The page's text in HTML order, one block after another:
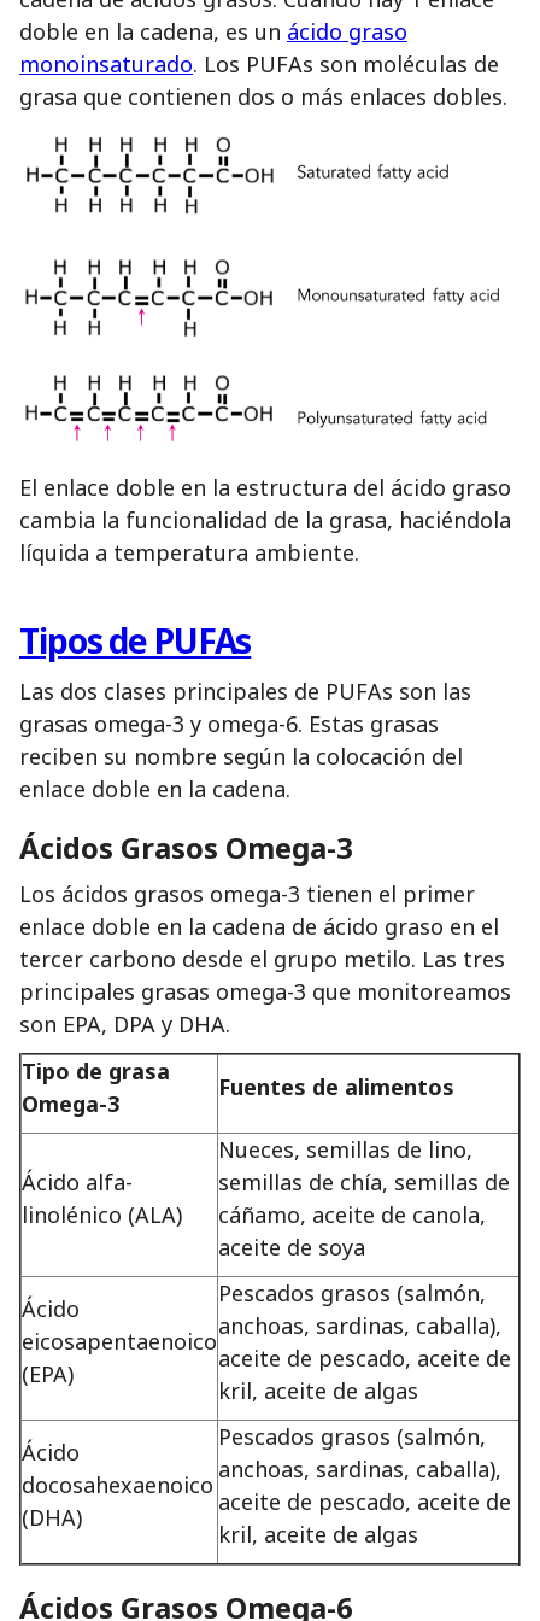
doble en la cadena, es un ácido graso
monoinsaturado. Los PUFAs son moléculas de
grasa que contienen dos o más enlaces dobles.
El enlace doble en la estructura del ácido graso
cambia la funcionalidad de la grasa, haciéndola
líquida a temperatura ambiente.
Tipos de PUFAs
Las dos clases principales de PUFAs son las
grasas omega-3 y omega-6. Estas grasas
reciben su nombre según la colocación del
enlace doble en la cadena.
Ácidos Grasos Omega-3
Los ácidos grasos omega-3 tienen el primer
enlace doble en la cadena de ácido graso en el
tercer carbono desde el grupo metilo. Las tres
principales grasas omega-3 que monitoreamos
son EPA, DPA y DHA.
Tipo de grasa
Omega-3
Fuentes de alimentos
Ácido alfa-
linolénico (ALA)
Nueces, semillas de lino,
semillas de chía, semillas de
cáñamo, aceite de canola,
aceite de soya
Ácido
eicosapentaenoico
(EPA)
Pescados grasos (salmón,
anchoas, sardinas, caballa),
aceite de pescado, aceite de
kril, aceite de algas
Ácido
docosahexaenoico
(DHA)
Pescados grasos (salmón,
anchoas, sardinas, caballa),
aceite de pescado, aceite de
kril, aceite de algas
Ácidos Grasos Omega-6